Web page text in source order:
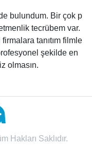
bulundum. Bir çok p
tecrübem var.
tanıtım filmle
şekilde en
olmasın.
Hakları Saklıdır.